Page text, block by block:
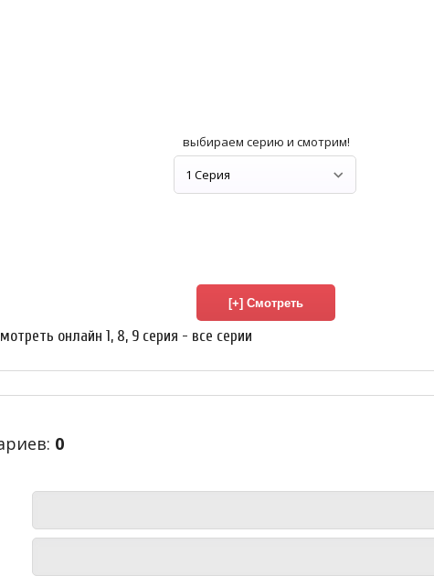
выбираем серию и смотрим!
онлайн 1, 8, 9 серия - все серии
: 0